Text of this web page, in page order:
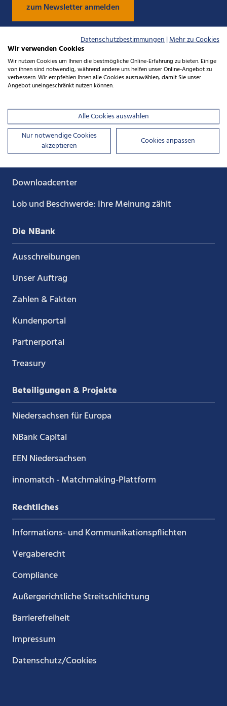
uns
auf
Xing
uns
auf
LinkedIn
uns
auf
YouTube
uns
auf
Kununu
zum Newsletter anmelden
Service
Downloadcenter
Lob und Beschwerde: Ihre Meinung zählt
Die NBank
Ausschreibungen
Unser Auftrag
Zahlen & Fakten
Kundenportal
Partnerportal
Treasury
Beteiligungen & Projekte
Niedersachsen für Europa
NBank Capital
EEN Niedersachsen
innomatch - Matchmaking-Plattform
Rechtliches
Informations- und Kommunikations­pflichten
Vergaberecht
Compliance
Außergerichtliche Streitschlichtung
Barrierefreiheit
Impressum
Datenschutz/Cookies
Datenschutzbestimmungen|Mehr zu Cookies
Wir verwenden Cookies
Wir nutzen Cookies um Ihnen die bestmögliche Online-Erfahrung zu bieten. Einige
von ihnen sind notwendig, während andere uns helfen unser Online-Angebot zu
verbessern. Wir empfehlen Ihnen alle Cookies auszuwählen, damit Sie unser
Angebot uneingeschränkt nutzen können.
Alle Cookies auswählen
Nur notwendige Cookies
akzeptieren
Cookies anpassen